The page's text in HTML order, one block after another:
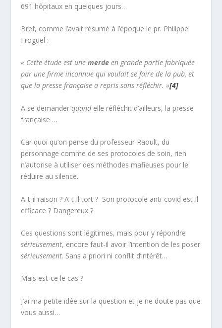
691 hôpitaux en quelques jours…
Bref, comme l’avait résumé à l’époque le pr. Philippe
Froguel :
« Cette étude est unemerdeen grande partie fabriquée
par une firme inconnue qui voulait se faire de la pub, et
que la presse française a repris sans réfléchir. »[4]
A se demanderquandelle réfléchit d’ailleurs, la presse
française …
Car quoi qu’on pense du professeur Raoult, du
personnage comme de ses protocoles de soin, rien
n’autorise à utiliser des méthodes mafieuses pour le
réduire au silence.
A-t-il raison ? A-t-il tort ? Son protocole anti-covid est-il
efficace ? Dangereux ?
Ces questions sont légitimes, mais pour y répondre
sérieusement, encore faut-il avoir l’intention de les poser
sérieusement. Sans a priori ni conflit d’intérêt…
Mais est-ce le cas ?
J’ai ma petite idée sur la question et je ne doute pas que
vous aussi…